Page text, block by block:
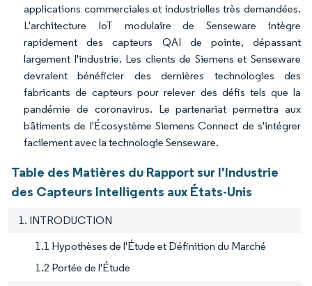
applications commerciales et industrielles très demandées.
L'architecture IoT modulaire de Senseware intègre
rapidement des capteurs QAI de pointe, dépassant
largement l'industrie. Les clients de Siemens et Senseware
devraient bénéficier des dernières technologies des
fabricants de capteurs pour relever des défis tels que la
pandémie de coronavirus. Le partenariat permettra aux
bâtiments de l'Écosystème Siemens Connect de s'intégrer
facilement avec la technologie Senseware.
Table des Matières du Rapport sur l'Industrie
des Capteurs Intelligents aux États-Unis
1. INTRODUCTION
1.1 Hypothèses de l'Étude et Définition du Marché
1.2 Portée de l'Étude